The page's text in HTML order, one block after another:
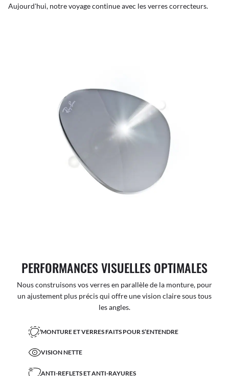
Aujourd'hui, notre voyage continue avec les verres correcteurs.
PERFORMANCES VISUELLES OPTIMALES
Nous construisons vos verres en parallèle de la monture, pour
un ajustement plus précis qui offre une vision claire sous tous
les angles.
MONTURE ET VERRES FAITS POUR S’ENTENDRE
VISION NETTE
ANTI-REFLETS ET ANTI-RAYURES